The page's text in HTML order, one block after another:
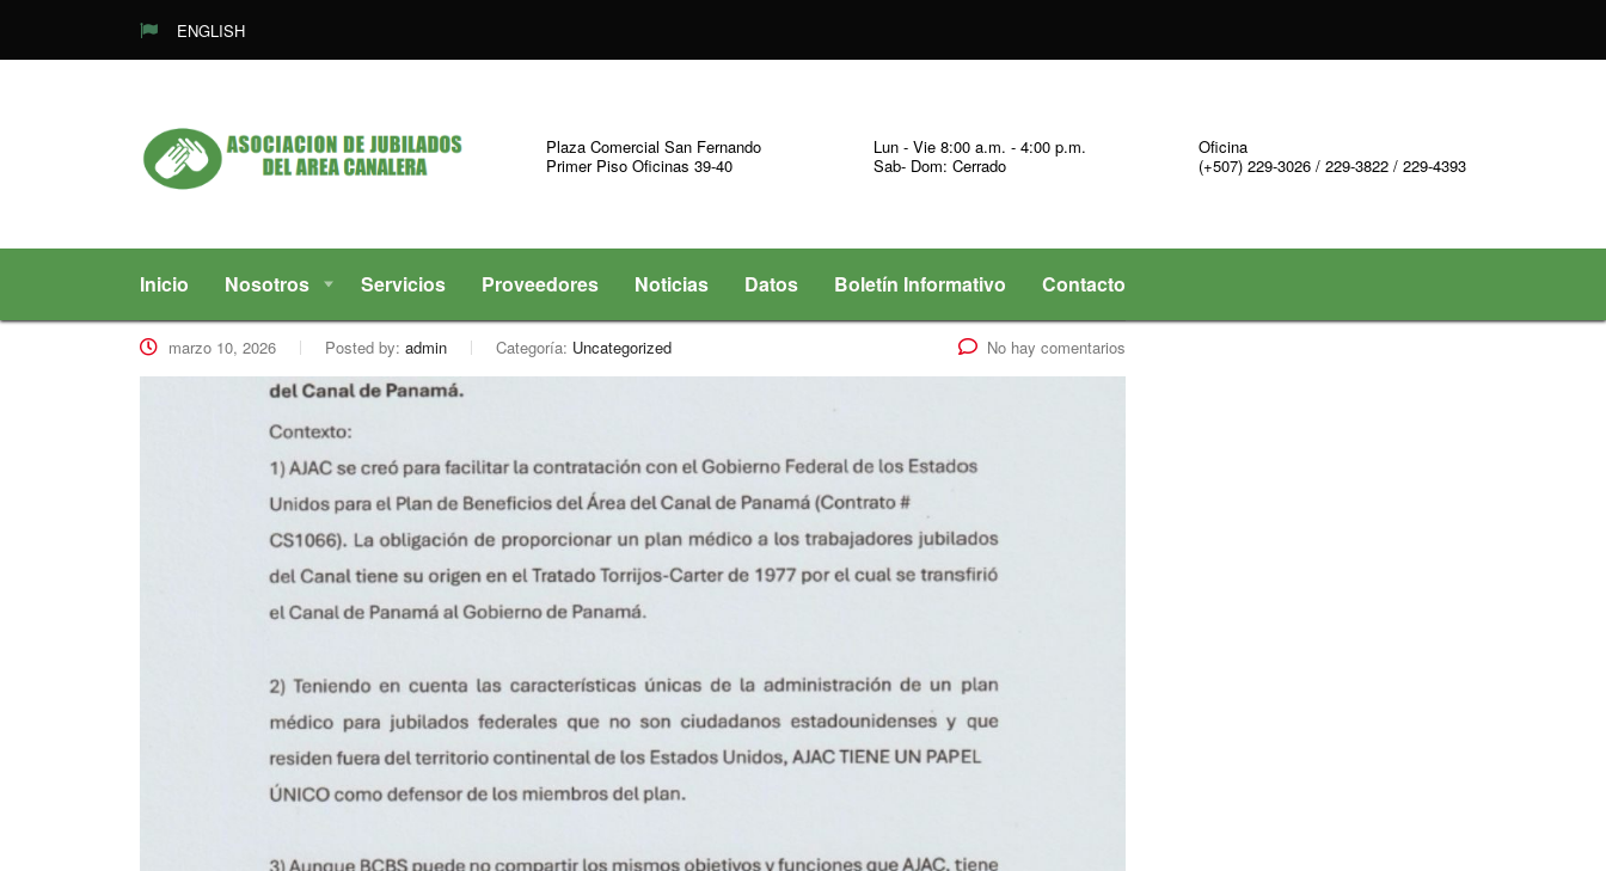
ENGLISH
Plaza Comercial San Fernando
Primer Piso Oficinas 39-40
Lun - Vie 8:00 a.m. - 4:00 p.m.
Sab- Dom: Cerrado
Oficina
(+507) 229-3026 / 229-3822 / 229-4393
Inicio Nosotros Servicios Proveedores Noticias Datos Boletín Informativo Contacto
marzo 10, 2026 Posted by: admin Categoría: Uncategorized No hay comentarios